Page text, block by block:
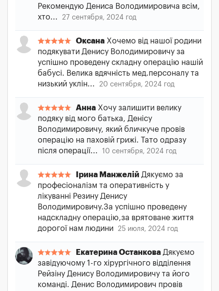
Рекомендую Дениса Володимировича всім,
хто...
27 сентября, 2024 год
Оксана Хочемо від нашої родини
подякувати Денису Володимировичу за
успішно проведену складну операцію нашій
бабусі. Велика вдячність мед.персоналу та
низький уклін...
20 сентября, 2024 год
Анна Хочу залишити велику
подяку від мого батька, Денісу
Володимировичу, який бличкуче провів
операцію на паховій грижі. Тато одразу
після операції...
10 сентября, 2024 год
Ірина Манжелій Дякуємо за
професіоналізм та оперативність у
лікуванні Резину Денису
Володимировичу.За успішно проведену
надскладну операцію,за врятоване життя
дорогої нам людини
25 июля, 2024 год
Екатерина Останкова Дякуємо
завідуючому 1-го хірургічного відділення
Рейзіну Денису Володимировичу та його
команді. Денис Володимирович провів